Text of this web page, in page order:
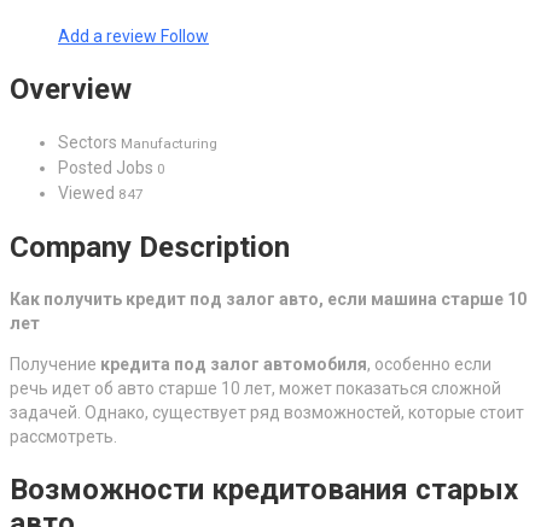
Add a review Follow
Overview
Sectors Manufacturing
Posted Jobs 0
Viewed 847
Company Description
Как получить кредит под залог авто, если машина старше 10
лет
Получение кредита под залог автомобиля, особенно если
речь идет об авто старше 10 лет, может показаться сложной
задачей. Однако, существует ряд возможностей, которые стоит
рассмотреть.
Возможности кредитования старых